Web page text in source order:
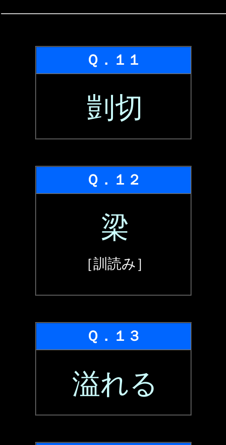
Ｑ．１１
剴切
Ｑ．１２
梁
［訓読み］
Ｑ．１３
溢れる